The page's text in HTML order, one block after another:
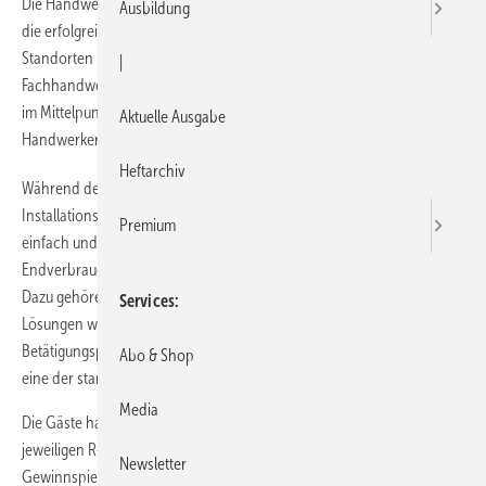
Die Handwerkermarke geht erneut auf Tour. Richter+Frenzel nimmt
die erfolgreiche Veranstaltungsreihe wieder auf. An wechselnden
Standorten bietet der Fachgroßhändler eine Leistungsschau für
Fachhandwerker, wobei 2016 erstklassige Bad- und Sanitär-Produkte
im Mittelpunkt stehen. Richter+Frenzel will auf diese Weise der
Handwerkermarke zusätzliche Aufmerksamkeit verschaffen.
Während der Tour an 28 R+F-Standorten stehen hochwertige
Installationssysteme und Produkte im Mittelpunkt, die wirtschaftlich,
einfach und sicher zu verarbeiten sind. Darüber hinaus bieten sie dem
Endverbraucher nachhaltige und funktionssichere Badlösungen.
Dazu gehören z.B. innovative WC-Sanitärmodule, komfortable
Lösungen wie WC-Geruchsabsaugungen und stilsichere WC-
Betätigungsplatten. Besonderes Augenmerk gilt den Dusch-WCs, die
eine der stark wachsenden Produktkategorien der Branche sind.
Die Gäste haben die Möglichkeit, die genannten Angebote in den
jeweiligen R+F Niederlassungen kennenzulernen. Zudem sind
Gewinnspiele mit interessanten Tagespreisen geplant. Alle Teilnehmer
Ausbildung
Aktuelle Ausgabe
Heftarchiv
Premium
Services
Abo & Shop
Media
Newsletter